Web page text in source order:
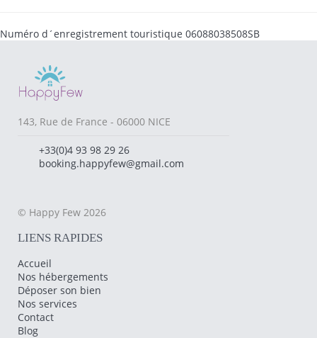
Numéro d´enregistrement touristique 06088038508SB
143, Rue de France - 06000 NICE
+33(0)4 93 98 29 26
booking.happyfew@gmail.com
© Happy Few 2026
LIENS RAPIDES
Accueil
Nos hébergements
Déposer son bien
Nos services
Contact
Blog